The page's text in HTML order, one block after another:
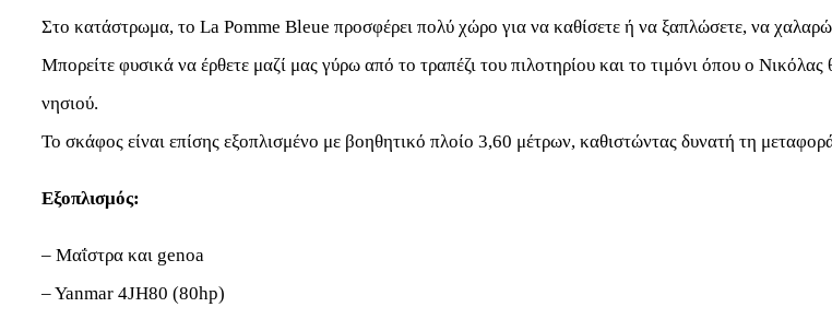
Στο κατάστρωμα, το La Pomme Bleue προσφέρει πολύ χώρο για να καθίσετε ή να ξαπλώσετε, να
Μπορείτε φυσικά να έρθετε μαζί μας γύρω από το τραπέζι του πιλοτηρίου και το τιμόνι όπου ο Νικόλας
νησιού.
Το σκάφος είναι επίσης εξοπλισμένο με βοηθητικό πλοίο 3,60 μέτρων, καθιστώντας δυνατή τη
Εξοπλισμός:
– Μαΐστρα και genoa
– Yanmar 4JH80 (80hp)